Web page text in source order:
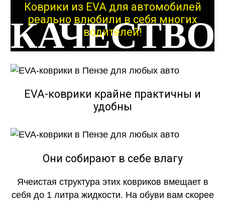
КАЧЕСТВО
ОГОНЬ
КАЧЕСТВО
ОГОНЬ
Коврики из EVA для автомобилей
реально влюбили в себя многих
водителей!
EVA-коврики крайне практичны и
удобны
Они собирают в себе влагу
Ячеистая структура этих ковриков вмещает в
себя до 1 литра жидкости. На обуви вам скорее